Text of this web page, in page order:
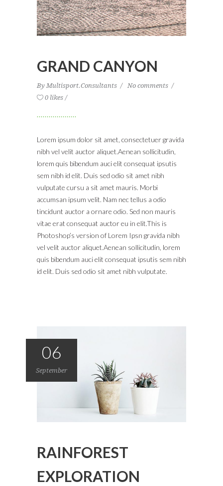
GRAND CANYON
By Multisport.Consultants
No comments
0 likes
Lorem ipsum dolor sit amet, consectetuer gravida
nibh vel velit auctor aliquet.Aenean sollicitudin,
lorem quis bibendum auci elit consequat ipsutis
sem nibh id elit. Duis sed odio sit amet nibh
vulputate cursu a sit amet mauris. Morbi
accumsan ipsum velit. Nam nec tellus a odio
tincidunt auctor a ornare odio. Sed non mauris
vitae erat consequat auctor eu in elit.This is
Photoshop’s version of Lorem Ipsn gravida nibh
vel velit auctor aliquet.Aenean sollicitudin, lorem
quis bibendum auci elit consequat ipsutis sem nibh
id elit. Duis sed odio sit amet nibh vulputate.
06
September
RAINFOREST
EXPLORATION